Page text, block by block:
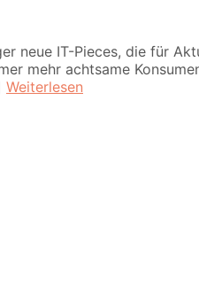
neue IT-Pieces, die für
mehr achtsame
Weiterlesen